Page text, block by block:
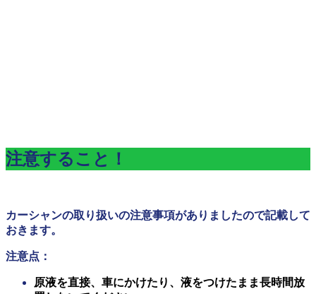
注意すること！
カーシャンの取り扱いの注意事項がありましたので記載して
おきます。
注意点：
原液を直接、車にかけたり、液をつけたまま長時間放